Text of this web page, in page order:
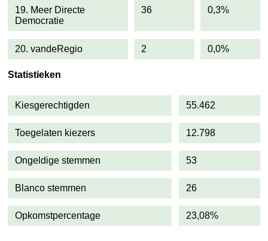
19. Meer Directe
Democratie
36 0,3%
20. vandeRegio 2 0,0%
Statistieken
Kiesgerechtigden 55.462
Toegelaten kiezers 12.798
Ongeldige stemmen 53
Blanco stemmen 26
Opkomstpercentage 23,08%